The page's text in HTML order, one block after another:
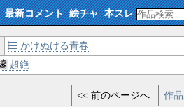
最新コメント 絵チャ 本スレ
かけぬける青春
超絶
<< 前のページへ 作